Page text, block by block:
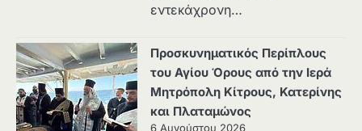
εντεκάχρονη…
Προσκυνηματικός Περίπλους
του Αγίου Όρους από την Ιερά
Μητρόπολη Κίτρους, Κατερίνης
και Πλαταμώνος
6 Αυγούστου 2026